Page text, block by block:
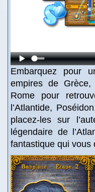
Embarquez pour
empires de Grèce,
Rome pour
l’Atlantide,
placez-les sur
légendaire de
fantastique qui vous